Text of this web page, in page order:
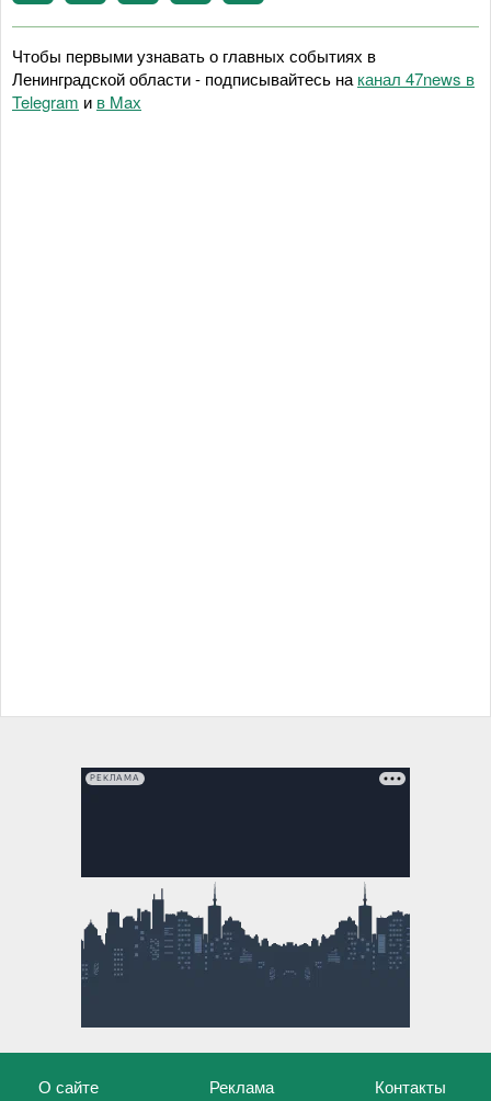
Чтобы первыми узнавать о главных событиях в
Ленинградской области - подписывайтесь на канал 47news в
Telegram и в Maх
РЕКЛАМА
О сайте Реклама Контакты